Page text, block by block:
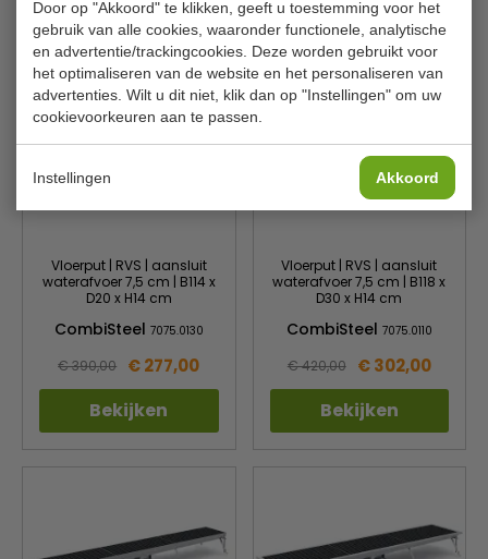
Door op "Akkoord" te klikken, geeft u toestemming voor het
gebruik van alle cookies, waaronder functionele, analytische
en advertentie/trackingcookies. Deze worden gebruikt voor
het optimaliseren van de website en het personaliseren van
advertenties. Wilt u dit niet, klik dan op "Instellingen" om uw
cookievoorkeuren aan te passen.
Instellingen Akkoord
Vloerput | RVS | aansluit
waterafvoer 7,5 cm | B114 x
D20 x H14 cm
CombiSteel 7075.0130
€ 390,00 € 277,00
Bekijken
Vloerput | RVS | aansluit
waterafvoer 7,5 cm | B118 x
D30 x H14 cm
CombiSteel 7075.0110
€ 420,00 € 302,00
Bekijken
Gratis verzendingvanaf € 200,00